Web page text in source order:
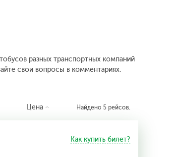
разных транспортных компаний
свои вопросы в комментариях.
Цена Найдено 5 рейсов.
Как купить билет?